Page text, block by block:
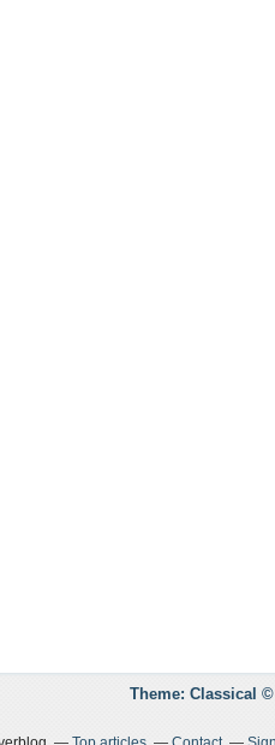
Theme: Classical ©